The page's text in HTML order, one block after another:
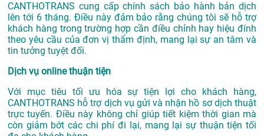
CANTHOTRANS cung cấp chính sách bảo hành bản dịch
lên tới 6 tháng. Điều này đảm bảo rằng chúng tôi sẽ hỗ trợ
khách hàng trong trường hợp cần điều chỉnh hay hiệu đính
theo yêu cầu của đơn vị thẩm định, mang lại sự an tâm và
tin tưởng tuyệt đối.
Dịch vụ online thuận tiện
Với mục tiêu tối ưu hóa sự tiện lợi cho khách hàng,
CANTHOTRANS hỗ trợ dịch vụ gửi và nhận hồ sơ dịch thuật
trực tuyến. Điều này không chỉ giúp tiết kiệm thời gian mà
còn giảm bớt các chi phí đi lại, mang lại sự thuận tiện tối